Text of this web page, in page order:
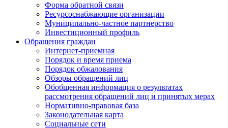
Форма обратной связи
Ресурсоснабжающие организации
Муниципально-частное партнерство
Инвестиционный профиль
Обращения граждан
Интернет-приемная
Порядок и время приема
Порядок обжалования
Обзоры обращений лиц
Обобщенная информация о результатах
рассмотрения обращений лиц и принятых мерах
Нормативно-правовая база
Законодательная карта
Социальные сети